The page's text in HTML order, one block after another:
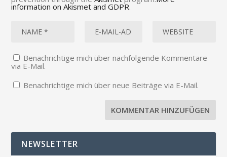
information on Akismet and GDPR.
Benachrichtige mich über nachfolgende Kommentare
via E-Mail.
Benachrichtige mich über neue Beiträge via E-Mail.
NEWSLETTER